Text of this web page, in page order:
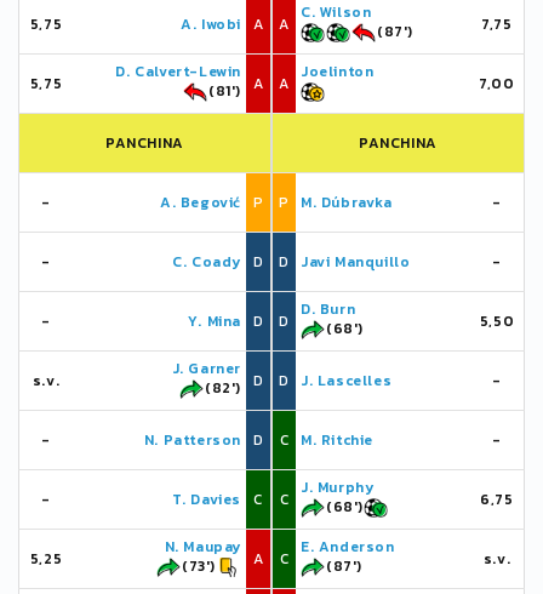
5,75 A. Iwobi A
5,75
D. Calvert-Lewin
(81')
A
PANCHINA
- A. Begović P
- C. Coady D
- Y. Mina D
s.v.
J. Garner
(82')
D
- N. Patterson D
- T. Davies C
5,25
N. Maupay
(73')
A
A
C. Wilson
(87')
7,75
A
Joelinton
7,00
PANCHINA
P M. Dúbravka -
D Javi Manquillo -
D
D. Burn
(68')
5,50
D J. Lascelles -
C M. Ritchie -
C
J. Murphy
(68')
6,75
C
E. Anderson
(87')
s.v.